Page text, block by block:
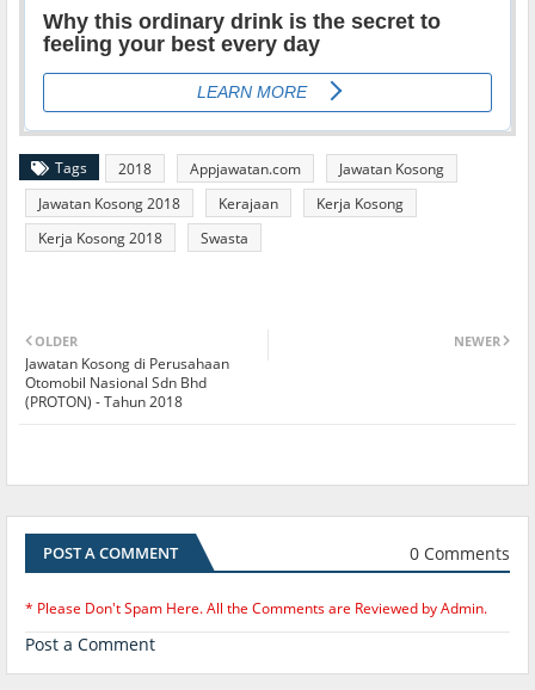
Tags 2018 Appjawatan.com
Jawatan Kosong
Jawatan Kosong 2018
Kerajaan
Kerja Kosong
Kerja Kosong 2018
Swasta
NEWER
OLDER
Jawatan Kosong di Perusahaan
Otomobil Nasional Sdn Bhd
(PROTON) - Tahun 2018
POST A COMMENT 0 Comments
* Please Don't Spam Here. All the Comments are Reviewed by Admin.
Post a Comment